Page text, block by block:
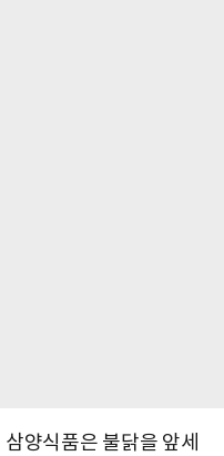
양식품은 불닭을 앞세